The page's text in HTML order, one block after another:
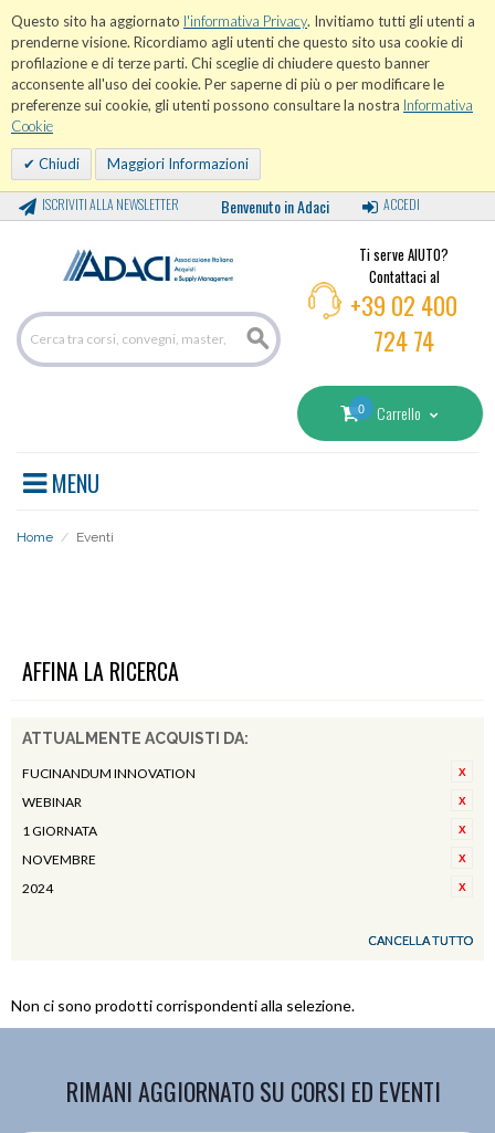
Questo sito ha aggiornato l'informativa Privacy. Invitiamo tutti gli utenti a
prenderne visione. Ricordiamo agli utenti che questo sito usa cookie di
profilazione e di terze parti. Chi sceglie di chiudere questo banner
acconsente all'uso dei cookie. Per saperne di più o per modificare le
preferenze sui cookie, gli utenti possono consultare la nostra Informativa
Cookie
Chiudi Maggiori Informazioni
ISCRIVITI ALLA NEWSLETTER Benvenuto in Adaci ACCEDI
Ti serve AIUTO?
Contattaci al
+39 02 400
724 74
0 Carrello
MENU
Home / Eventi
AFFINA LA RICERCA
ATTUALMENTE ACQUISTI DA:
FUCINANDUM INNOVATION
WEBINAR
1 GIORNATA
NOVEMBRE
2024
CANCELLA TUTTO
Non ci sono prodotti corrispondenti alla selezione.
RIMANI AGGIORNATO SU CORSI ED EVENTI